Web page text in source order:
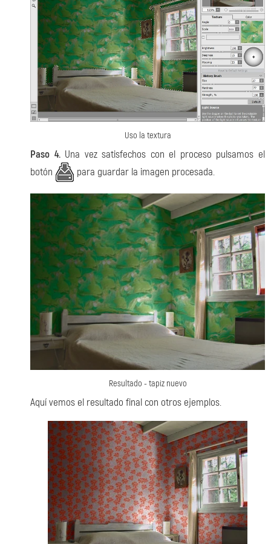
Uso la textura
Paso 4.Una vez satisfechos con el proceso pulsamos el
botón
para guardar la imagen procesada.
Resultado - tapiz nuevo
Aquí vemos el resultado final con otros ejemplos.